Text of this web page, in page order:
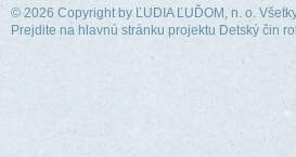
© 2026 Copyright by ĽUDIA ĽUĎOM, n. o.
Prejdite na hlavnú stránku projektu Detský čin